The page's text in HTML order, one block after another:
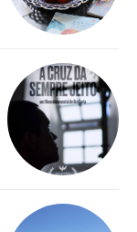
feira em sua
para